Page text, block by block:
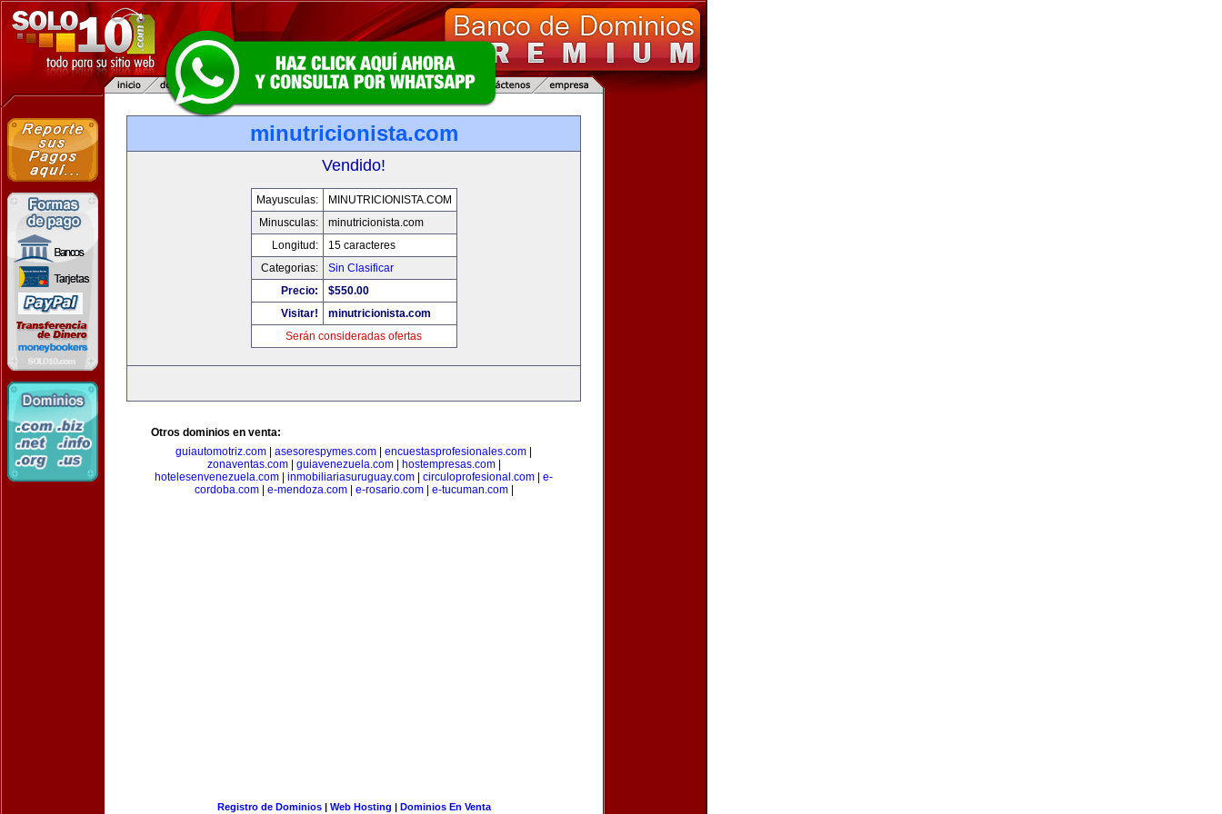
minutricionista.com
Vendido!
Mayusculas:
MINUTRICIONISTA.COM
Minusculas:
minutricionista.com
Longitud:
15 caracteres
Categorias:
Sin Clasificar
Precio:
$550.00
Visitar!
minutricionista.com
Serán consideradas ofertas
Otros dominios en venta:
guiautomotriz.com
asesorespymes.com encuestasprofesionales.com
zonaventas.com| guiavenezuela.com| hostempresas.com|
hotelesenvenezuela.com
inmobiliariasuruguay.com circuloprofesional.com
e-
cordoba.com| e-mendoza.com| e-rosario.com| e-tucuman.com|
Registro de Dominios| Web Hosting | Dominios En Venta